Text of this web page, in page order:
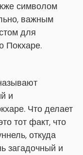
символом
важным
для
Покхаре.
и
Что делает
тот факт, что
откуда
загадочный и